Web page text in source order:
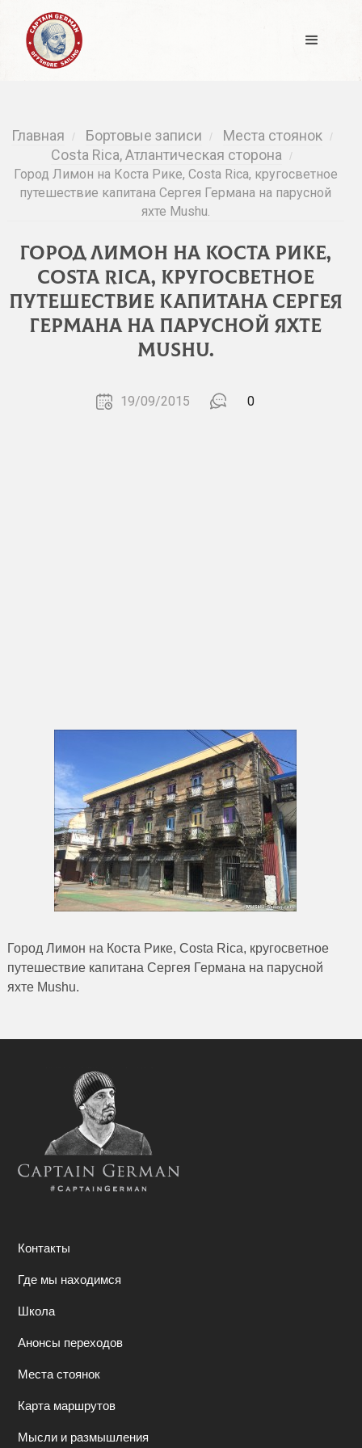
Главная / Бортовые записи / Места стоянок /
Costa Rica, Атлантическая сторона /
Город Лимон на Коста Рике, Costa Rica, кругосветное
путешествие капитана Сергея Германа на парусной
яхте Mushu.
Город Лимон на Коста Рике,
Costa Rica, кругосветное
путешествие капитана Сергея
Германа на парусной яхте
Mushu.
19/09/2015 0
Город Лимон на Коста Рике, Costa Rica, кругосветное
путешествие капитана Сергея Германа на парусной
яхте Mushu.
Контакты
Где мы находимся
Школа
Анонсы переходов
Места стоянок
Карта маршрутов
Мысли и размышления